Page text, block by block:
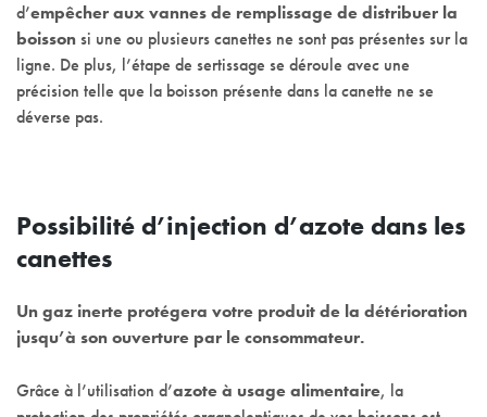
d’empêcher aux vannes de remplissage de distribuer la
boissonsi une ou plusieurs canettes ne sont pas présentes sur la
ligne. De plus, l’étape de sertissage se déroule avec une
précision telle que la boisson présente dans la canette ne se
déverse pas.
Possibilité d’injection d’azote dans les
canettes
Un gaz inerte protégera votre produit de la détérioration
jusqu’à son ouverture par le consommateur.
Grâce à l’utilisation d’azote à usage alimentaire, la